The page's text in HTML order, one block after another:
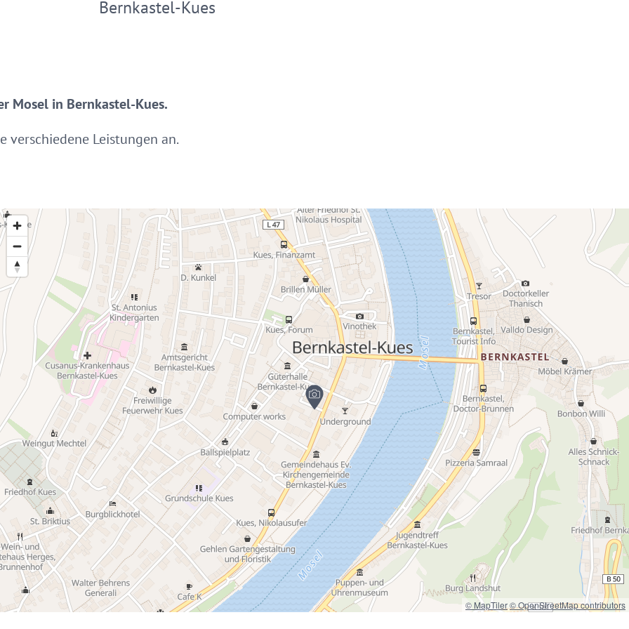
Bernkastel-Kues
Mosel in Bernkastel-Kues.
verschiedene Leistungen an.
© MapTiler© OpenStreetMap contributors